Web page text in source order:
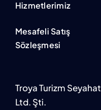
Hizmetlerimiz
Mesafeli Satış
Sözleşmesi
Troya Turizm Seyahat
Ltd. Şti.